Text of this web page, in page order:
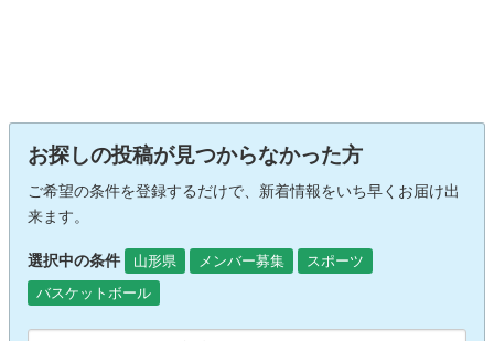
お探しの投稿が見つからなかった方
ご希望の条件を登録するだけで、新着情報をいち早くお届け出
来ます。
選択中の条件 山形県 メンバー募集
スポーツ
バスケットボール